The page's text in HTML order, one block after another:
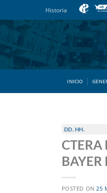
al
contenido
Historia
INICIO
DD. HH.
CTERA
POSTED ON25